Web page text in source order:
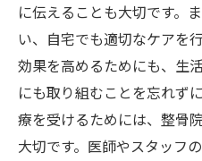
に伝えることも大切です。
い、自宅でも適切なケアを
効果を高めるためにも、生
にも取り組むことを忘れず
療を受けるためには、整骨
大切です。医師やスタッフ